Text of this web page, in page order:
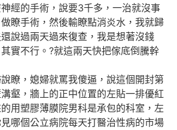
經的手術，說要3千多，一治就沒事
瞭手術，然後輸瞭點消炎水，我就歸
說過兩天過來復查，我是想著沒錢
實不行。?就這兩天快把傢底倒騰幹
，媳婦就罵我傻逼，說這個開封第
壑，牆上的正中位置的左貼一排優紅
用塑膠薄膜院男科是承包的科室，左
哪個公立病院每天打醫治性病的市場